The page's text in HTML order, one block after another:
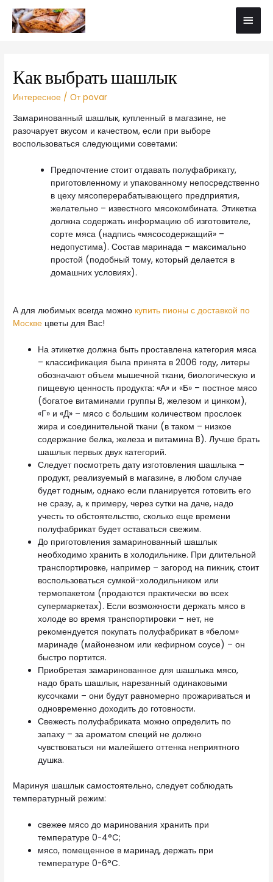
Как выбрать шашлык
Интересное / От povar
Замаринованный шашлык, купленный в магазине, не
разочарует вкусом и качеством, если при выборе
воспользоваться следующими советами:
Предпочтение стоит отдавать полуфабрикату,
приготовленному и упакованному непосредственно
в цеху мясоперерабатывающего предприятия,
желательно – известного мясокомбината. Этикетка
должна содержать информацию об изготовителе,
сорте мяса (надпись «мясосодержащий» –
недопустима). Состав маринада – максимально
простой (подобный тому, который делается в
домашних условиях).
А для любимых всегда можно купить пионы с доставкой по
Москве цветы для Вас!
На этикетке должна быть проставлена категория мяса
– классификация была принята в 2006 году, литеры
обозначают объем мышечной ткани, биологическую и
пищевую ценность продукта: «А» и «Б» – постное мясо
(богатое витаминами группы B, железом и цинком),
«Г» и «Д» – мясо с большим количеством прослоек
жира и соединительной ткани (в таком – низкое
содержание белка, железа и витамина B). Лучше брать
шашлык первых двух категорий.
Следует посмотреть дату изготовления шашлыка –
продукт, реализуемый в магазине, в любом случае
будет годным, однако если планируется готовить его
не сразу, а, к примеру, через сутки на даче, надо
учесть то обстоятельство, сколько еще времени
полуфабрикат будет оставаться свежим.
До приготовления замаринованный шашлык
необходимо хранить в холодильнике. При длительной
транспортировке, например – загород на пикник, стоит
воспользоваться сумкой-холодильником или
термопакетом (продаются практически во всех
супермаркетах). Если возможности держать мясо в
холоде во время транспортировки – нет, не
рекомендуется покупать полуфабрикат в «белом»
маринаде (майонезном или кефирном соусе) – он
быстро портится.
Приобретая замаринованное для шашлыка мясо,
надо брать шашлык, нарезанный одинаковыми
кусочками – они будут равномерно прожариваться и
одновременно доходить до готовности.
Свежесть полуфабриката можно определить по
запаху – за ароматом специй не должно
чувствоваться ни малейшего оттенка неприятного
душка.
Маринуя шашлык самостоятельно, следует соблюдать
температурный режим:
свежее мясо до маринования хранить при
температуре 0-4°C;
мясо, помещенное в маринад, держать при
температуре 0-6°C.